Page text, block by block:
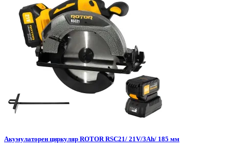
Акумулаторен циркуляр ROTOR RSC21/ 21V/3Ah/ 185 мм